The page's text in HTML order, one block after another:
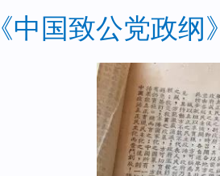
《中国致公党政